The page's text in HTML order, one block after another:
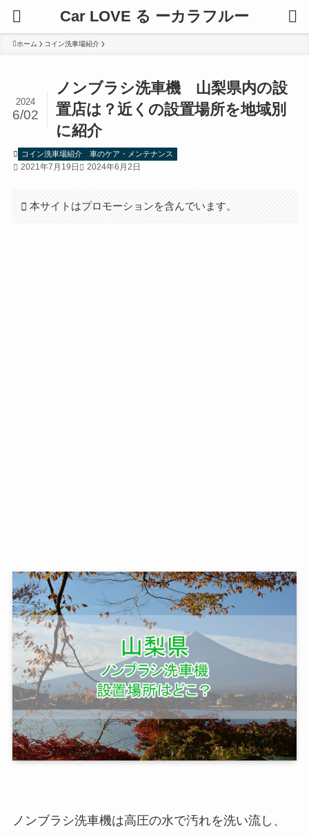
Car LOVE る ーカラフルー
ホーム コイン洗車場紹介
ノンブラシ洗車機 山梨県内の設
置店は？近くの設置場所を地域別
に紹介
2024
6/02
コイン洗車場紹介 車のケア・メンテナンス
2021年7月19日 2024年6月2日
本サイトはプロモーションを含んでいます。
ノンブラシ洗車機は高圧の水で汚れを洗い流し、